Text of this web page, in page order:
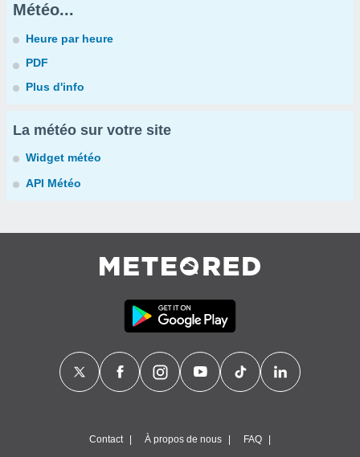
Météo...
Heure par heure
PDF
Plus d'info
La météo sur votre site
Widget météo
API Météo
Contact À propos de nous FAQ